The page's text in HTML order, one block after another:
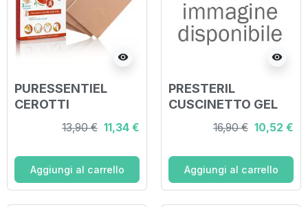
visibility
PURESSENTIEL
CEROTTI
RISCALDANTI
PUREHEAT
USCOLI 3 PEZZI
13,90 € 11,34 €
Aggiungi al carrello
visibility
PRESTERIL
CUSCINETTO GEL
CALDO/FREDDO
40X24 CM
16,90 € 10,52 €
Aggiungi al carrello